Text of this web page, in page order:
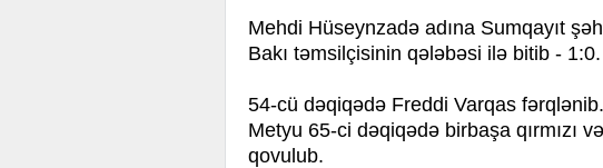
Mehdi Hüseynzadə adına Sumqayıt
Bakı təmsilçisinin qələbəsi ilə bitib - 1:0.
54-cü dəqiqədə Freddi Varqas
Metyu 65-ci dəqiqədə birbaşa qırmızı
qovulub.